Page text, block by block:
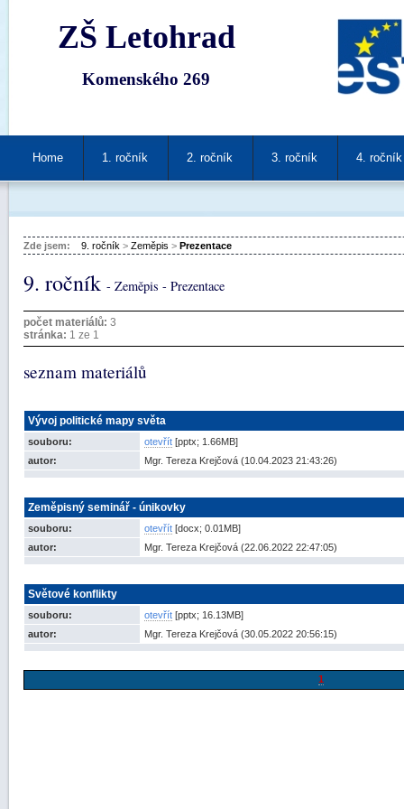
ZŠ Letohrad
Komenského 269
Home 1. ročník 2. ročník 3. ročník 4. ročník
Zde jsem: 9. ročník > Zeměpis > Prezentace
9. ročník - Zeměpis - Prezentace
počet materiálů: 3
stránka: 1 ze 1
seznam materiálů
Vývoj politické mapy světa
souboru: otevřít [pptx; 1.66MB]
autor:
Mgr. Tereza Krejčová (10.04.2023 21:43:26)
Zeměpisný seminář - únikovky
souboru: otevřít [docx; 0.01MB]
autor:
Mgr. Tereza Krejčová (22.06.2022 22:47:05)
Světové konflikty
souboru: otevřít [pptx; 16.13MB]
autor:
Mgr. Tereza Krejčová (30.05.2022 20:56:15)
1